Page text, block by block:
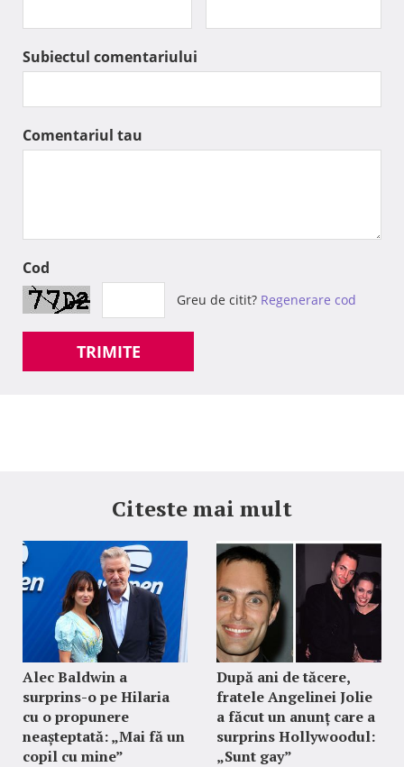
Subiectul comentariului
Comentariul tau
Cod
Greu de citit? Regenerare cod
TRIMITE
Citeste mai mult
Alec Baldwin a
surprins-o pe Hilaria
cu o propunere
neașteptată: „Mai fă un
copil cu mine”
După ani de tăcere,
fratele Angelinei Jolie
a făcut un anunț care a
surprins Hollywoodul:
„Sunt gay”